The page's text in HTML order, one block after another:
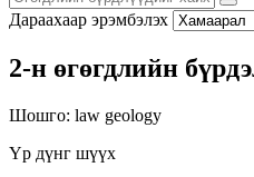
Дараахаар эрэмбэлэх
2-н өгөгдлийн
Шошго: law geology
Үр дүнг шүүх